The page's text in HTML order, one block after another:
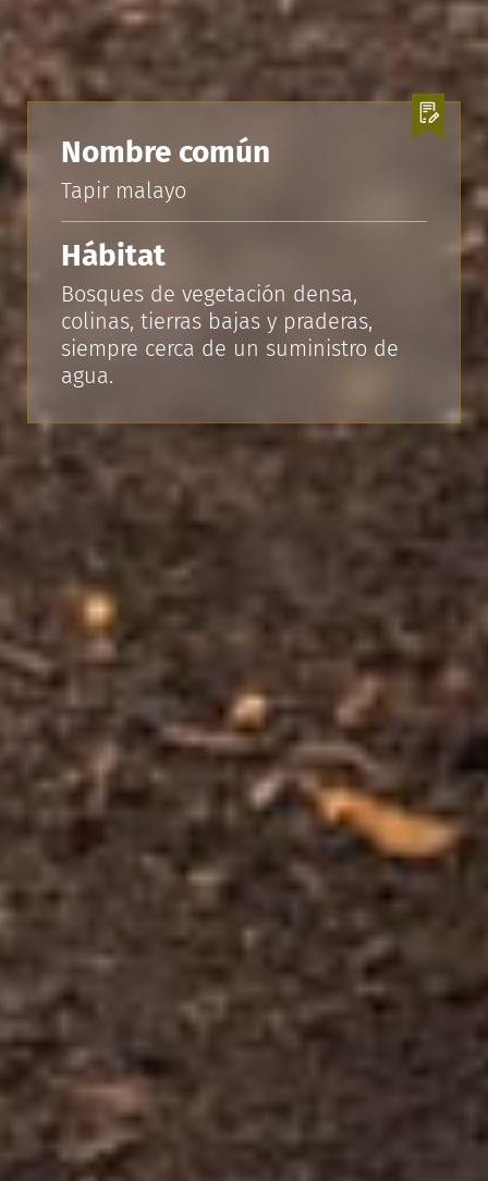
Nombre común
Tapir malayo
Hábitat
Bosques de vegetación densa,
colinas, tierras bajas y praderas,
siempre cerca de un suministro de
agua.